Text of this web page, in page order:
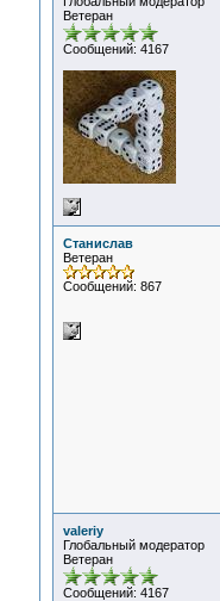
Ветеран
Сообщений: 4167
Станислав
Ветеран
Сообщений: 867
valeriy
Глобальный модератор
Ветеран
Сообщений: 4167